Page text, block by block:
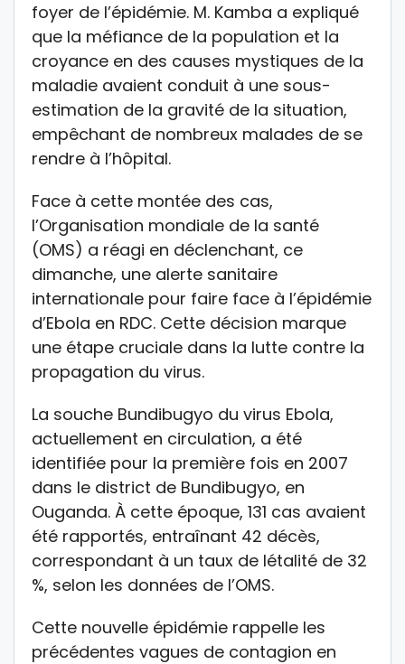
foyer de l’épidémie. M. Kamba a expliqué
que la méfiance de la population et la
croyance en des causes mystiques de la
maladie avaient conduit à une sous-
estimation de la gravité de la situation,
empêchant de nombreux malades de se
rendre à l’hôpital.
Face à cette montée des cas,
l’Organisation mondiale de la santé
(OMS) a réagi en déclenchant, ce
dimanche, une alerte sanitaire
internationale pour faire face à l’épidémie
d’Ebola en RDC. Cette décision marque
une étape cruciale dans la lutte contre la
propagation du virus.
La souche Bundibugyo du virus Ebola,
actuellement en circulation, a été
identifiée pour la première fois en 2007
dans le district de Bundibugyo, en
Ouganda. À cette époque, 131 cas avaient
été rapportés, entraînant 42 décès,
correspondant à un taux de létalité de 32
%, selon les données de l’OMS.
Cette nouvelle épidémie rappelle les
précédentes vagues de contagion en